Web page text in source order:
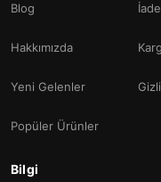
Blog
Hakkımızda
Yeni Gelenler
Popüler Ürünler
Bilgi